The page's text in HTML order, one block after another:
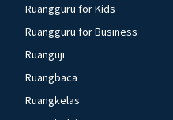
Ruangguru for Kids
Ruangguru for Business
Ruanguji
Ruangbaca
Ruangkelas